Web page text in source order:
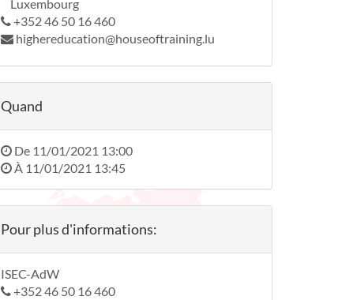
Luxembourg
+352 46 50 16 460
highereducation@houseoftraining.lu
Quand
De 11/01/2021 13:00
À 11/01/2021 13:45
Pour plus d'informations:
ISEC-AdW
+352 46 50 16 460